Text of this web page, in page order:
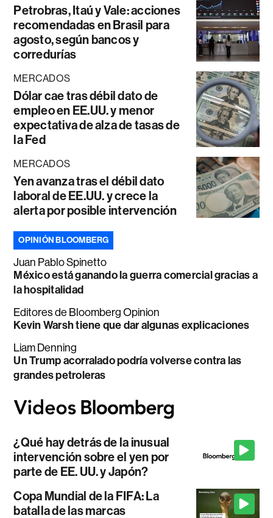
Petrobras, Itaú y Vale: acciones
recomendadas en Brasil para
agosto, según bancos y
corredurías
MERCADOS
Dólar cae tras débil dato de
empleo en EE.UU. y menor
expectativa de alza de tasas de
la Fed
MERCADOS
Yen avanza tras el débil dato
laboral de EE.UU. y crece la
alerta por posible intervención
OPINIÓN BLOOMBERG
Juan Pablo Spinetto
México está ganando la guerra comercial gracias a
la hospitalidad
Editores de Bloomberg Opinion
Kevin Warsh tiene que dar algunas explicaciones
Liam Denning
Un Trump acorralado podría volverse contra las
grandes petroleras
¿Qué hay detrás de la inusual
intervención sobre el yen por
parte de EE. UU. y Japón?
Copa Mundial de la FIFA: La
batalla de las marcas